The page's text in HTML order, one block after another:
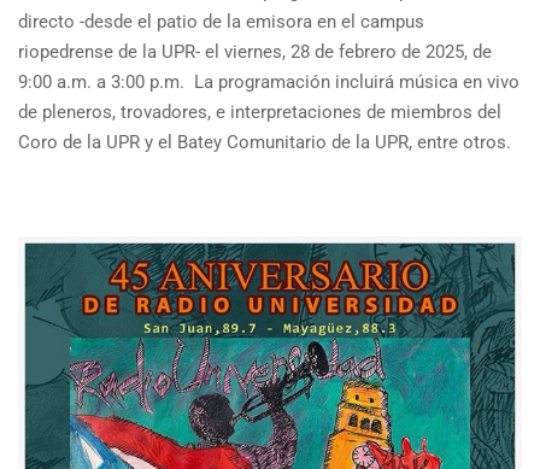
directo -desde el patio de la emisora en el campus
riopedrense de la UPR- el viernes, 28 de febrero de 2025, de
9:00 a.m. a 3:00 p.m. La programación incluirá música en vivo
de pleneros, trovadores, e interpretaciones de miembros del
Coro de la UPR y el Batey Comunitario de la UPR, entre otros.